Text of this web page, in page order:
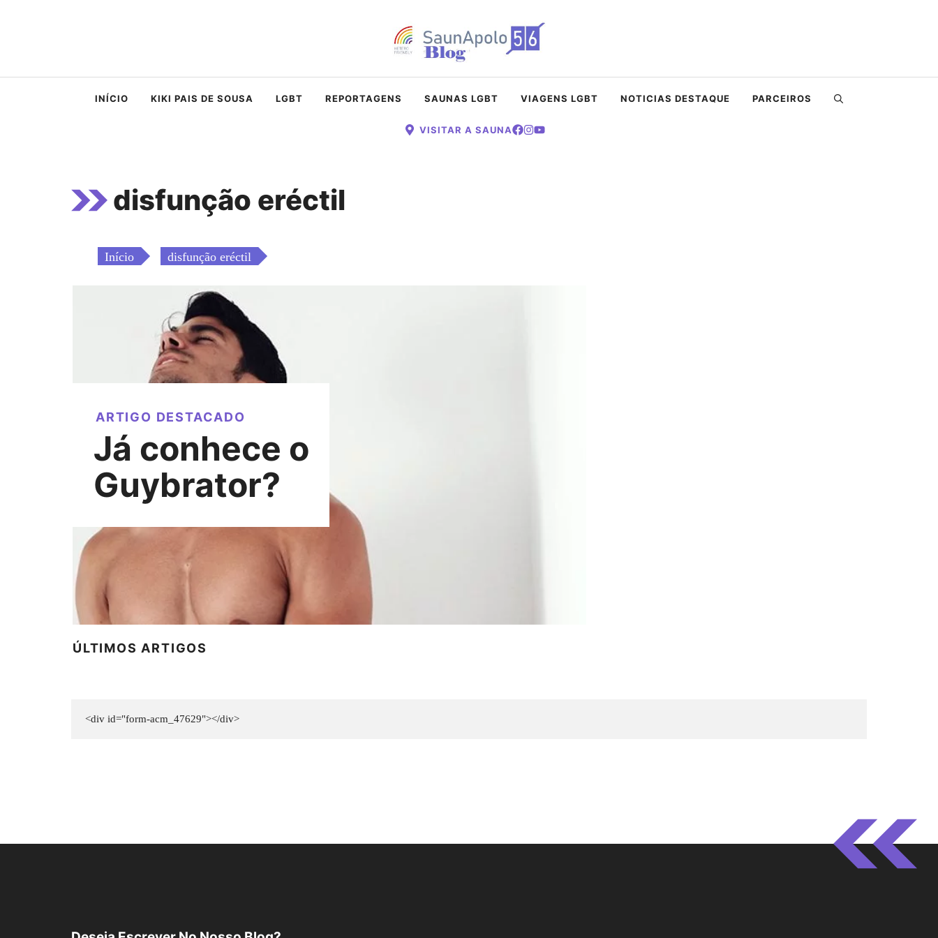
INÍCIO KIKI PAIS DE SOUSA LGBT REPORTAGENS SAUNAS LGBT VIAGENS LGBT NOTICIAS DESTAQUE PARCEIROS
VISITAR A SAUNA
disfunção eréctil
Início disfunção eréctil
ARTIGO DESTACADO
Já conhece o
Guybrator?
ÚLTIMOS ARTIGOS
<div id="form-acm_47629"></div>